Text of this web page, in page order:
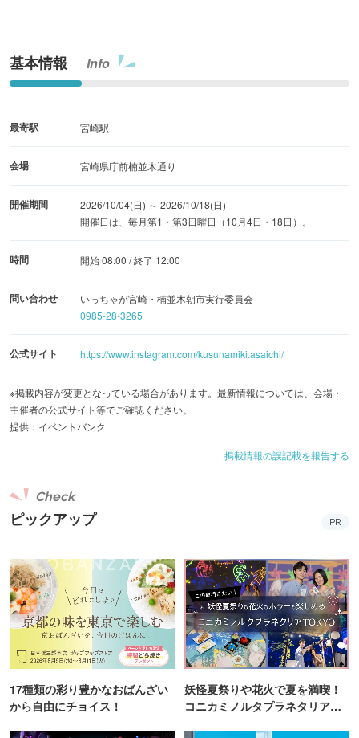
基本情報 Info
最寄駅 宮崎駅
会場 宮崎県庁前楠並木通り
開催期間
2026/10/04(日) ～ 2026/10/18(日)
開催日は、毎月第1・第3日曜日（10月4日・18日）。
時間 開始 08:00 / 終了 12:00
問い合わせ
いっちゃが宮崎・楠並木朝市実行委員会
0985-28-3265
公式サイト https://www.instagram.com/kusunamiki.asaichi/
※掲載内容が変更となっている場合があります。最新情報については、会場・
主催者の公式サイト等でご確認ください。
提供：イベントバンク
掲載情報の誤記載を報告する
ピックアップ
Check
PR
17種類の彩り豊かなおばんざい
から自由にチョイス！
妖怪夏祭りや花火で夏を満喫！
コニカミノルタプラネタリア